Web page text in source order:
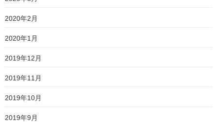
2020年2月
2020年1月
2019年12月
2019年11月
2019年10月
2019年9月